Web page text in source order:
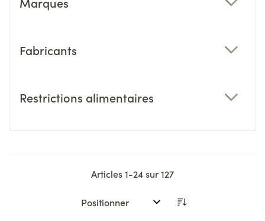
Fabricants
Restrictions alimentaires
Articles1-24sur127
Trier par: